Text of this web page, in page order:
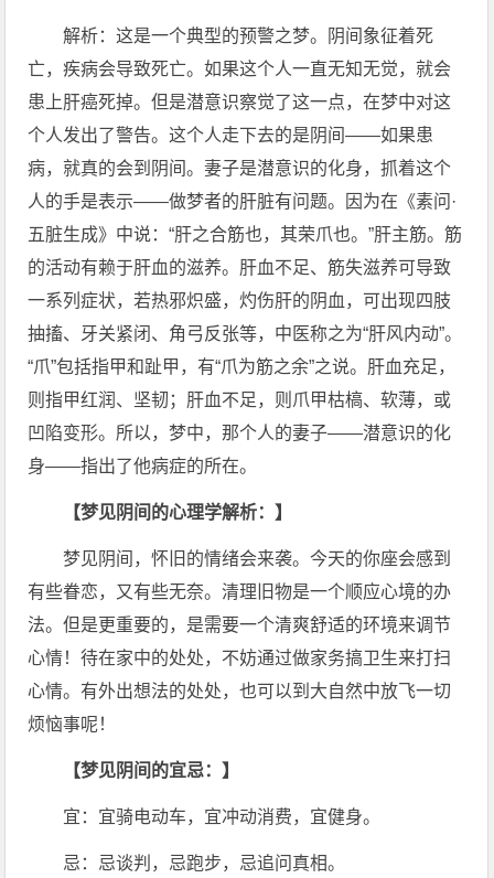
解析：这是一个典型的预警之梦。阴间象征着死
亡，疾病会导致死亡。如果这个人一直无知无觉，就会
患上肝癌死掉。但是潜意识察觉了这一点，在梦中对这
个人发出了警告。这个人走下去的是阴间——如果患
病，就真的会到阴间。妻子是潜意识的化身，抓着这个
人的手是表示——做梦者的肝脏有问题。因为在《素问·
五脏生成》中说：“肝之合筋也，其荣爪也。”肝主筋。筋
的活动有赖于肝血的滋养。肝血不足、筋失滋养可导致
一系列症状，若热邪炽盛，灼伤肝的阴血，可出现四肢
抽搐、牙关紧闭、角弓反张等，中医称之为“肝风内动”。
“爪”包括指甲和趾甲，有“爪为筋之余”之说。肝血充足，
则指甲红润、坚韧；肝血不足，则爪甲枯槁、软薄，或
凹陷变形。所以，梦中，那个人的妻子——潜意识的化
身——指出了他病症的所在。
【梦见阴间的心理学解析：】
梦见阴间，怀旧的情绪会来袭。今天的你座会感到
有些眷恋，又有些无奈。清理旧物是一个顺应心境的办
法。但是更重要的，是需要一个清爽舒适的环境来调节
心情！待在家中的处处，不妨通过做家务搞卫生来打扫
心情。有外出想法的处处，也可以到大自然中放飞一切
烦恼事呢！
【梦见阴间的宜忌：】
宜：宜骑电动车，宜冲动消费，宜健身。
忌：忌谈判，忌跑步，忌追问真相。